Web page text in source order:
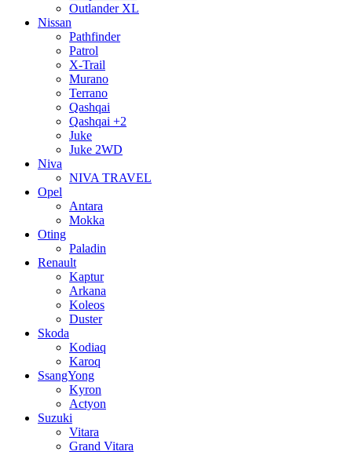
Outlander XL
Nissan
Pathfinder
Patrol
X-Trail
Murano
Terrano
Qashqai
Qashqai +2
Juke
Juke 2WD
Niva
NIVA TRAVEL
Opel
Antara
Mokka
Oting
Paladin
Renault
Kaptur
Arkana
Koleos
Duster
Skoda
Kodiaq
Karoq
SsangYong
Kyron
Actyon
Suzuki
Vitara
Grand Vitara